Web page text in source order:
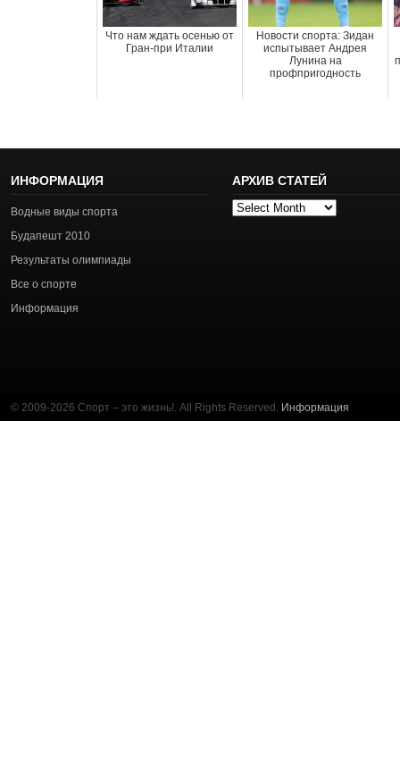
Что нам ждать осенью от
Гран-при Италии
Новости спорта: Зидан
испытывает Андрея
Лунина на
профпригодность
ИНФОРМАЦИЯ
Водные виды спорта
Будапешт 2010
Результаты олимпиады
Все о спорте
Информация
АРХИВ СТАТЕЙ
Архив
© 2009-2026 Спорт – это жизнь!. All Rights Reserved. Информация